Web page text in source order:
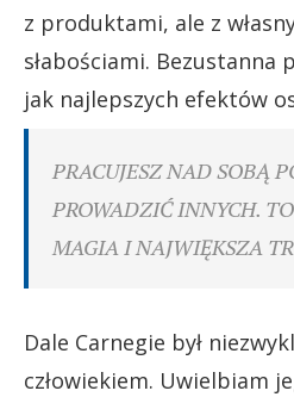
z produktami, ale z
słabościami. Bezustanna
jak najlepszych efektów
PRACUJESZ NAD SOBĄ
PROWADZIĆ INNYCH.
MAGIA I NAJWIĘKSZA
Dale Carnegie był
człowiekiem. Uwielbiam